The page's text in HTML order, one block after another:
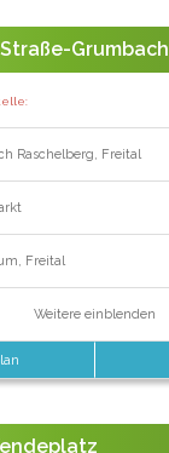
Grumbach
Raschelberg, Freital
Freital
Weitere einblenden